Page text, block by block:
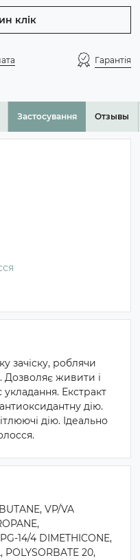
клік
Гарантія
Застосування Отзывы
зачіску, роблячи
Дозволяє живити і
укладання. Екстракт
дію.
дію. Ідеально
VP/VA
14/4 DIMETHICONE,
POLYSORBATE 20,